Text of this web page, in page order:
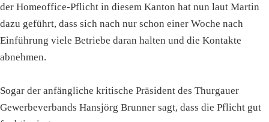
der Homeoffice-Pflicht in diesem Kanton hat nun laut Martin
dazu geführt, dass sich nach nur schon einer Woche nach
Einführung viele Betriebe daran halten und die Kontakte
abnehmen.
Sogar der anfängliche kritische Präsident des Thurgauer
Gewerbeverbands Hansjörg Brunner sagt, dass die Pflicht gut